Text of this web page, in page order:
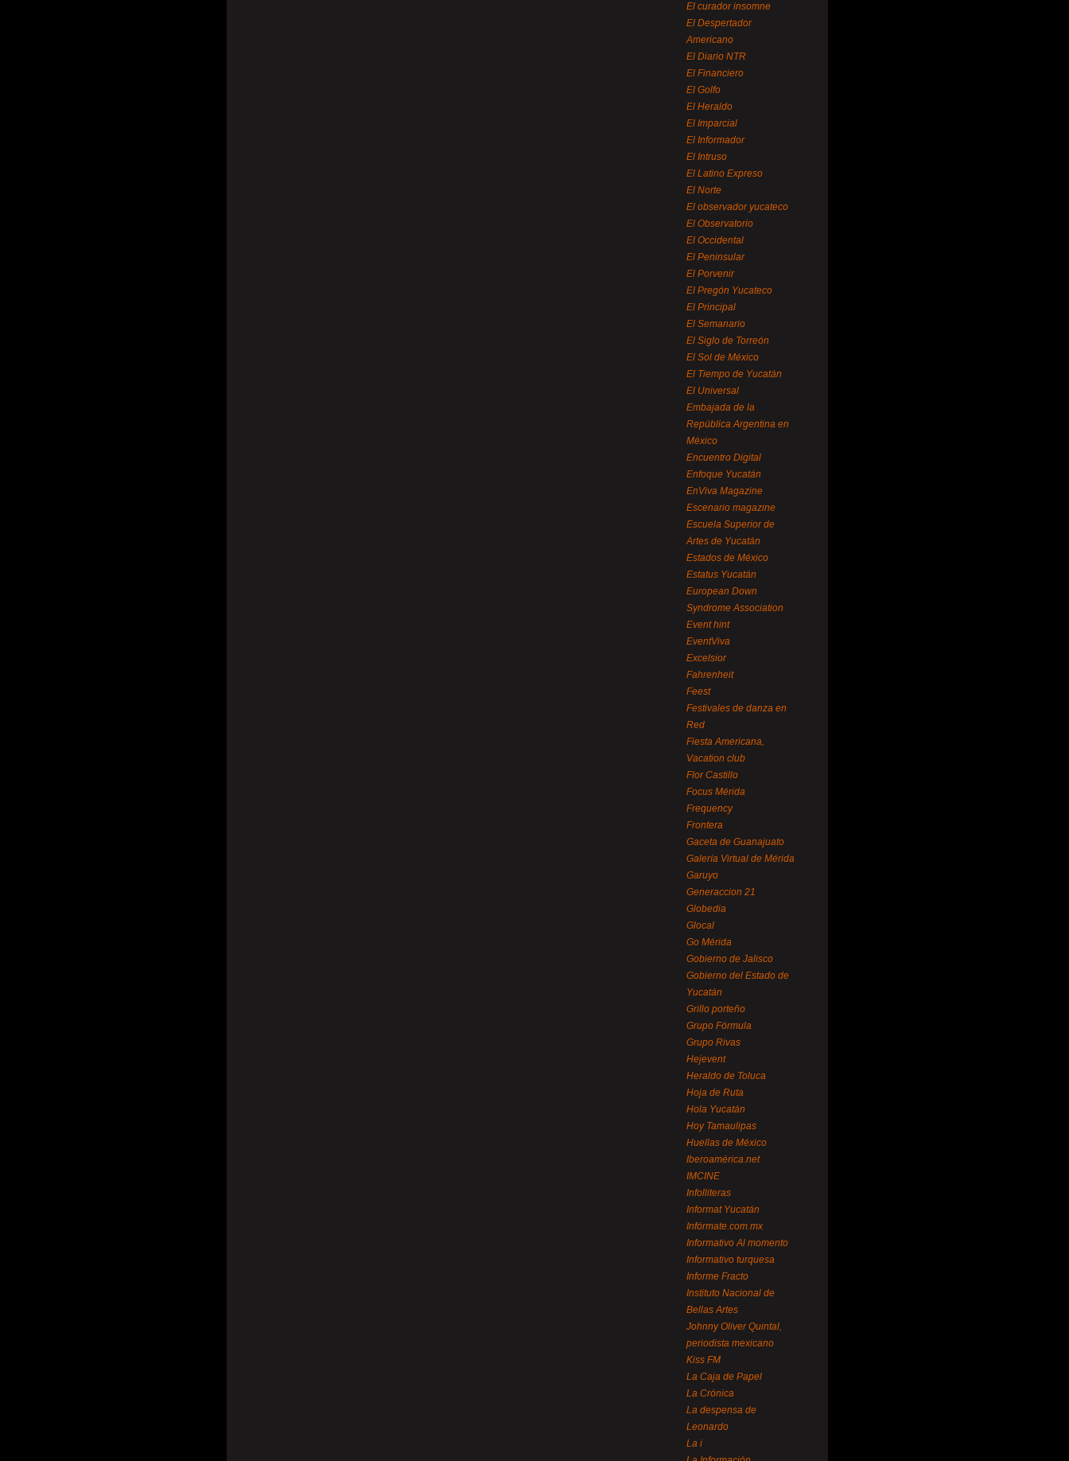
El curador insomne
El Despertador
Americano
El Diario NTR
El Financiero
El Golfo
El Heraldo
El Imparcial
El Informador
El Intruso
El Latino Expreso
El Norte
El observador yucateco
El Observatorio
El Occidental
El Peninsular
El Porvenir
El Pregón Yucateco
El Principal
El Semanario
El Siglo de Torreón
El Sol de México
El Tiempo de Yucatán
El Universal
Embajada de la
República Argentina en
México
Encuentro Digital
Enfoque Yucatán
EnViva Magazine
Escenario magazine
Escuela Superior de
Artes de Yucatán
Estados de México
Estatus Yucatán
European Down
Syndrome Association
Event hint
EventViva
Excelsior
Fahrenheit
Feest
Festivales de danza en
Red
Fiesta Americana,
Vacation club
Flor Castillo
Focus Mérida
Frequency
Frontera
Gaceta de Guanajuato
Galería Virtual de Mérida
Garuyo
Generaccion 21
Globedia
Glocal
Go Mérida
Gobierno de Jalisco
Gobierno del Estado de
Yucatán
Grillo porteño
Grupo Fórmula
Grupo Rivas
Hejevent
Heraldo de Toluca
Hoja de Ruta
Hola Yucatán
Hoy Tamaulipas
Huellas de México
Iberoamérica.net
IMCINE
Infolliteras
Informat Yucatán
Infórmate.com.mx
Informativo Al momento
Informativo turquesa
Informe Fracto
Instituto Nacional de
Bellas Artes
Johnny Oliver Quintal,
periodista mexicano
Kiss FM
La Caja de Papel
La Crónica
La despensa de
Leonardo
La i